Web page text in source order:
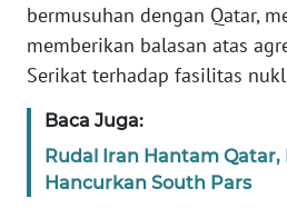
bermusuhan dengan Qatar,
memberikan balasan atas
Serikat terhadap fasilitas
Baca Juga:
Rudal Iran Hantam Qatar,
Hancurkan South Pars
WN
WN